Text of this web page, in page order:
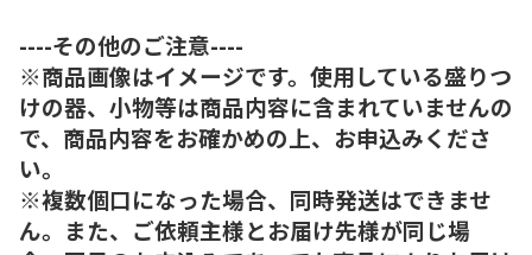
----その他のご注意----
※商品画像はイメージです。使用している盛りつ
けの器、小物等は商品内容に含まれていませんの
で、商品内容をお確かめの上、お申込みくださ
い。
※複数個口になった場合、同時発送はできませ
ん。また、ご依頼主様とお届け先様が同じ場